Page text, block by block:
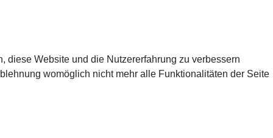
diese Website und die Nutzererfahrung zu verbessern
womöglich nicht mehr alle Funktionalitäten der Seite